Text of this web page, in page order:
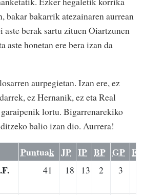
bakar bakarrik atezainaren aurrean
aste berak sartu zituen Oiartzunen
aste honetan ere bera izan da
aurpegietan. Izan ere, ez
ez Hernanik, ez eta Real
lortu. Bigarrenarekiko
balio izan dio. Aurrera!
Puntuak JP IP BP GP EA
41 18 13 2 3